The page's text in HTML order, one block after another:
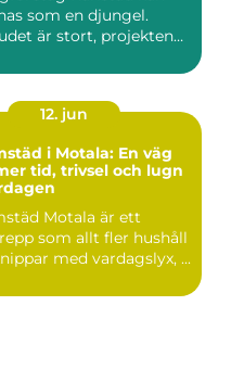
som en djungel.
är stort, projekten
12. jun
i Motala: En väg
tid, trivsel och lugn
Motala är ett
som allt fler hushåll
med vardagslyx, ...